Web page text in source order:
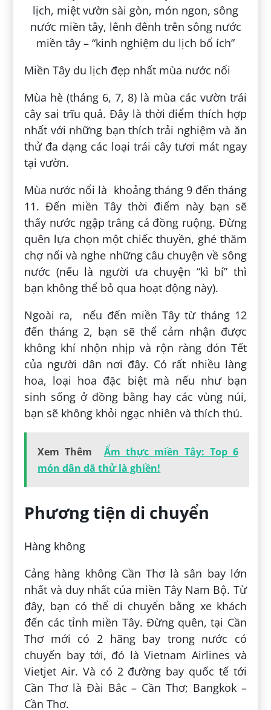
Miền Tây du lịch đẹp nhất mùa nước nổi
Mùa hè (tháng 6, 7, 8) là mùa các vườn trái
cây sai trĩu quả. Đây là thời điểm thích hợp
nhất với những bạn thích trải nghiệm và ăn
thử đa dạng các loại trái cây tươi mát ngay
tại vườn.
Mùa nước nổi là khoảng tháng 9 đến tháng
11. Đến miền Tây thời điểm này bạn sẽ
thấy nước ngập trắng cả đồng ruộng. Đừng
quên lựa chọn một chiếc thuyền, ghé thăm
chợ nổi và nghe những câu chuyện về sông
nước (nếu là người ưa chuyện “kì bí” thì
bạn không thể bỏ qua hoạt động này).
Ngoài ra, nếu đến miền Tây từ tháng 12
đến tháng 2, bạn sẽ thể cảm nhận được
không khí nhộn nhịp và rộn ràng đón Tết
của người dân nơi đây. Có rất nhiều làng
hoa, loại hoa đặc biệt mà nếu như bạn
sinh sống ở đồng bằng hay các vùng núi,
bạn sẽ không khỏi ngạc nhiên và thích thú.
Xem Thêm
Ẩm thực miền Tây: Top 6
món dân dã thử là ghiền!
Phương tiện di chuyển
Hàng không
Cảng hàng không Cần Thơ là sân bay lớn
nhất và duy nhất của miền Tây Nam Bộ. Từ
đây, bạn có thể di chuyển bằng xe khách
đến các tỉnh miền Tây. Đừng quên, tại Cần
Thơ mới có 2 hãng bay trong nước có
chuyến bay tới, đó là Vietnam Airlines và
Vietjet Air. Và có 2 đường bay quốc tế tới
Cần Thơ là Đài Bắc – Cần Thơ; Bangkok –
Cần Thơ.